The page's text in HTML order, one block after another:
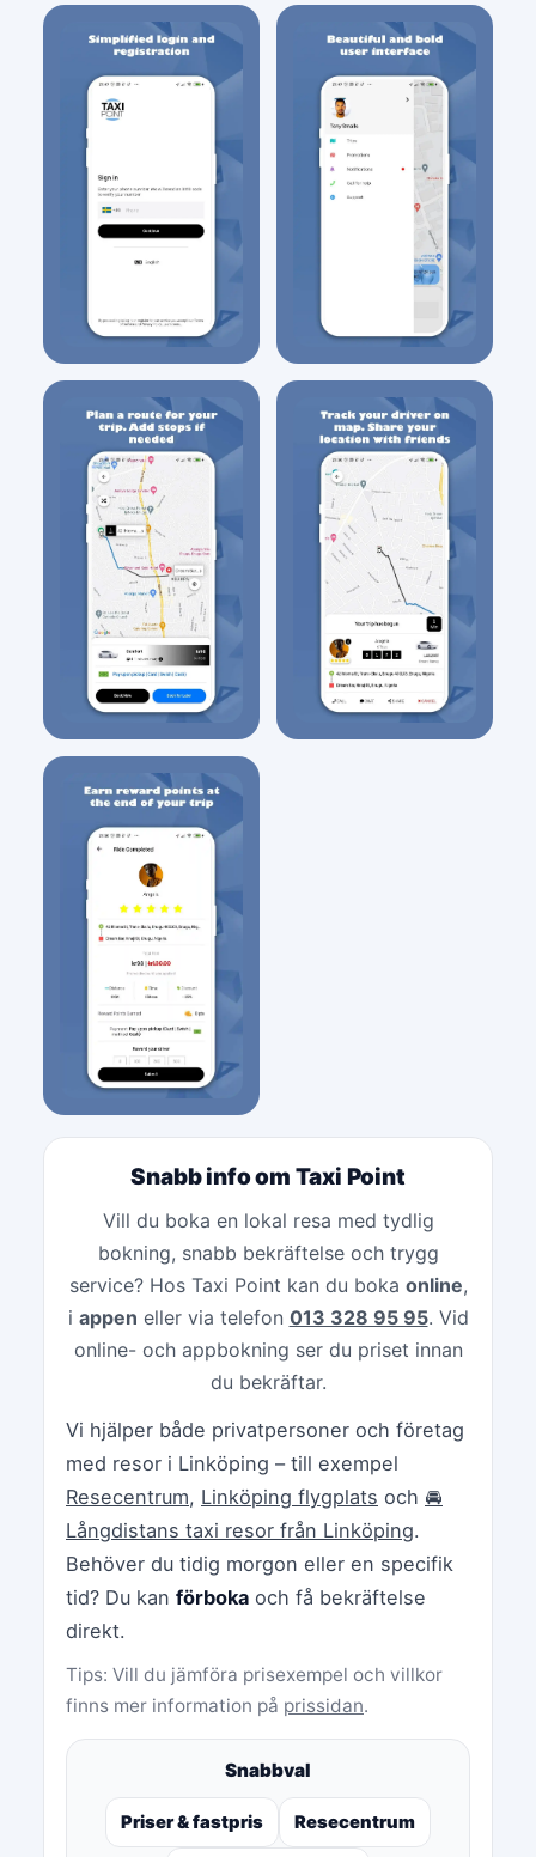
Snabb info om Taxi Point
Vill du boka en lokal resa med tydlig
bokning, snabb bekräftelse och trygg
service? Hos Taxi Point kan du boka online,
i appen eller via telefon 013 328 95 95. Vid
online- och appbokning ser du priset innan
du bekräftar.
Vi hjälper både privatpersoner och företag
med resor i Linköping – till exempel
Resecentrum, Linköping flygplats och 🚘
Långdistans taxi resor från Linköping.
Behöver du tidig morgon eller en specifik
tid? Du kan förboka och få bekräftelse
direkt.
Tips: Vill du jämföra prisexempel och villkor
finns mer information på prissidan.
Snabbval
Priser & fastpris Resecentrum